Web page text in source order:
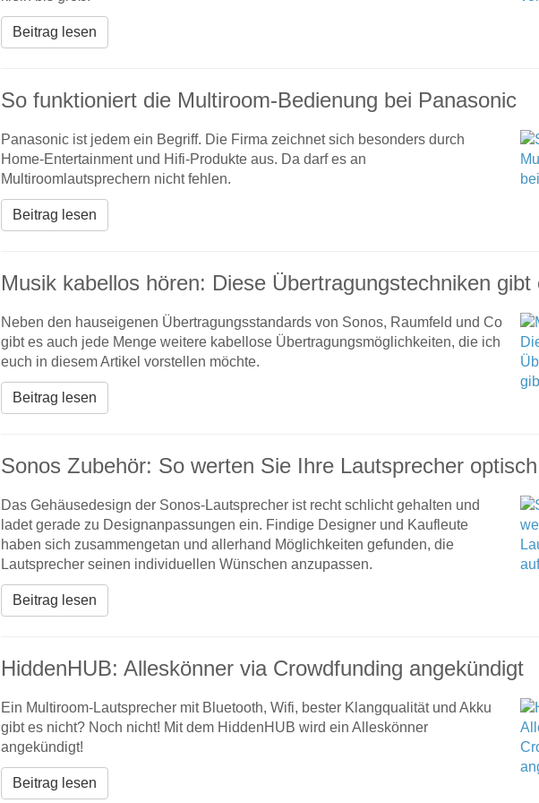
Beitrag lesen
So funktioniert die Multiroom-Bedienung bei Panasonic
Panasonic ist jedem ein Begriff. Die Firma zeichnet sich besonders durch
Home-Entertainment und Hifi-Produkte aus. Da darf es an
Multiroomlautsprechern nicht fehlen.
Beitrag lesen
Musik kabellos hören: Diese Übertragungstechniken gibt
Neben den hauseigenen Übertragungsstandards von Sonos, Raumfeld und Co
gibt es auch jede Menge weitere kabellose Übertragungsmöglichkeiten, die ich
euch in diesem Artikel vorstellen möchte.
Beitrag lesen
Sonos Zubehör: So werten Sie Ihre Lautsprecher
Das Gehäusedesign der Sonos-Lautsprecher ist recht schlicht gehalten und
ladet gerade zu Designanpassungen ein. Findige Designer und Kaufleute
haben sich zusammengetan und allerhand Möglichkeiten gefunden, die
Lautsprecher seinen individuellen Wünschen anzupassen.
Beitrag lesen
HiddenHUB: Alleskönner via Crowdfunding angekündigt
Ein Multiroom-Lautsprecher mit Bluetooth, Wifi, bester Klangqualität und Akku
gibt es nicht? Noch nicht! Mit dem HiddenHUB wird ein Alleskönner
angekündigt!
Beitrag lesen